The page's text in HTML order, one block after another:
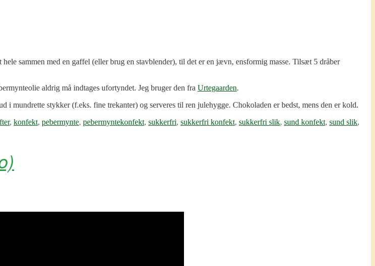
sammen med en gaffel (eller brug en stavblender), til det er en jævn, ensformig masse. Tilsæt 5 dråber
aldrig må indtages ufortyndet. Jeg bruger den fra Urtegaarden.
mundrette stykker (f.eks. fine trekanter) og serveres til ren julehygge. Chokoladen er bedst, mens den er kold.
, konfekt, pebermynte, pebermyntekonfekt, sukkerfri, sukkerfri konfekt, sukkerfri slik, sund konfekt, sund slik,